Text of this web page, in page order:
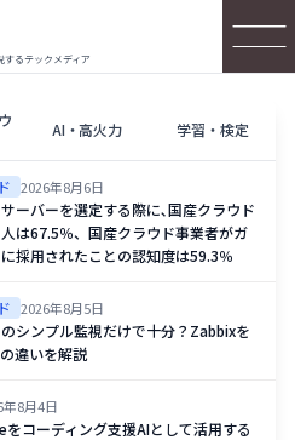
するテックメディア
AI・高火力 学習・検定
2026年8月6日
ーバーを選定する際に､国産クラウド
は67.5％、国産クラウド事業者がガ
採用されたことの認知度は59.3％
2026年8月5日
シンプル監視だけで十分？Zabbixを
違いを解説
年8月4日
をコーディング支援AIとして活用する